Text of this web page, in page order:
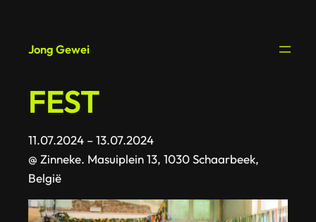
Jong Gewei
FEST
11.07.2024 – 13.07.2024
@ Zinneke. Masuiplein 13, 1030 Schaarbeek,
België